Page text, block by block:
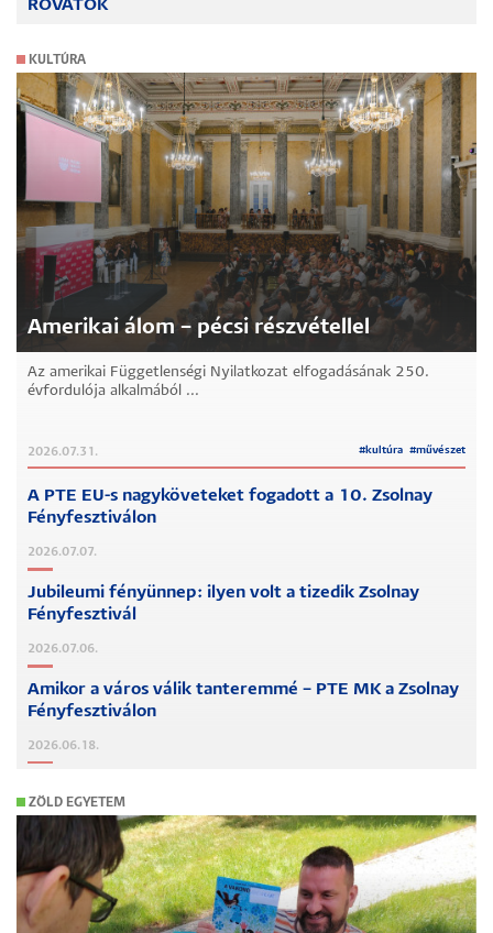
ROVATOK
KULTÚRA
Amerikai álom – pécsi részvétellel
Az amerikai Függetlenségi Nyilatkozat elfogadásának 250.
évfordulója alkalmából ...
2026.07.31. # kultúra #művészet
A PTE EU-s nagyköveteket fogadott a 10. Zsolnay
Fényfesztiválon
2026.07.07.
Jubileumi fényünnep: ilyen volt a tizedik Zsolnay
Fényfesztivál
2026.07.06.
Amikor a város válik tanteremmé – PTE MK a Zsolnay
Fényfesztiválon
2026.06.18.
ZÖLD EGYETEM